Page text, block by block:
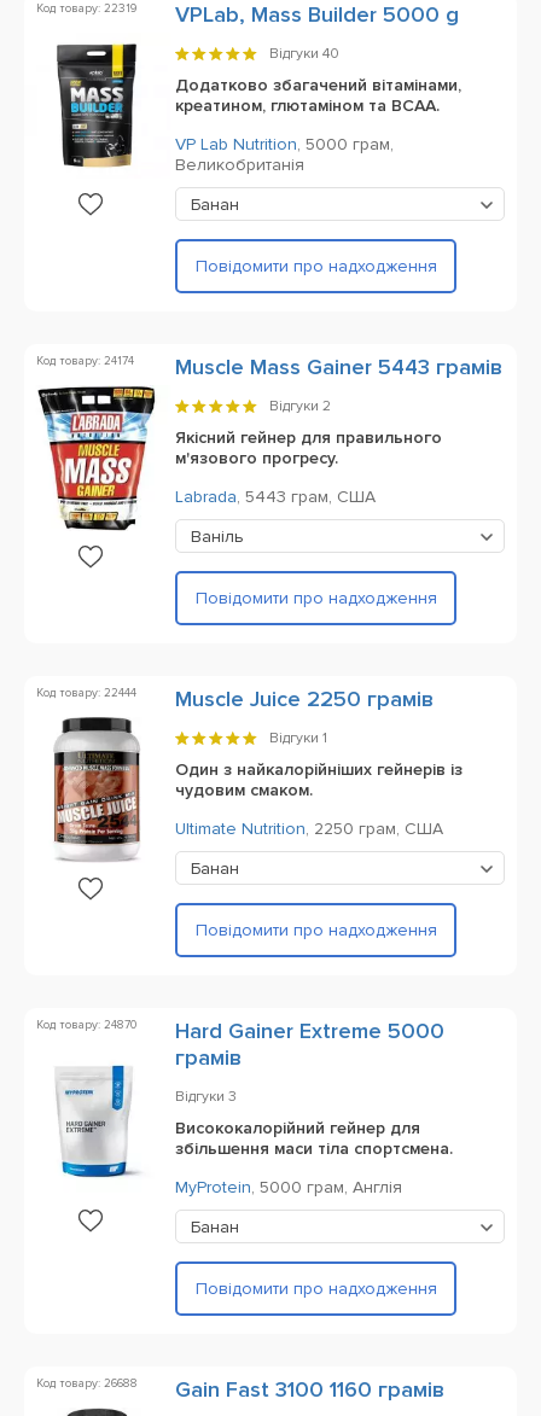
Код товару: 22319 VPLab, Mass Builder 5000 g
Відгуки 40
Додатково збагачений вітамінами,
креатином, глютаміном та BCAA.
VP Lab Nutrition, 5000 грам,
Великобританія
Банан
Повідомити про надходження
Код товару: 24174 Muscle Mass Gainer 5443 грамів
Відгуки 2
Якісний гейнер для правильного
м'язового прогресу.
Labrada, 5443 грам, США
Ваніль
Повідомити про надходження
Код товару: 22444 Muscle Juice 2250 грамів
Відгуки 1
Один з найкалорійніших гейнерів із
чудовим смаком.
Ultimate Nutrition, 2250 грам, США
Банан
Повідомити про надходження
Код товару: 24870
Hard Gainer Extreme 5000
грамів
Відгуки 3
Висококалорійний гейнер для
збільшення маси тіла спортсмена.
MyProtein, 5000 грам, Англія
Банан
Повідомити про надходження
Код товару: 26688 Gain Fast 3100 1160 грамів